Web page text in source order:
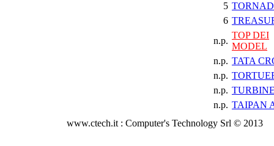
5
6
n.p.
TOP DEI
MODEL
n.p. TATA
n.p.
n.p.
n.p. TAIPAN
www.ctech.it : Computer's Technology Srl © 2013